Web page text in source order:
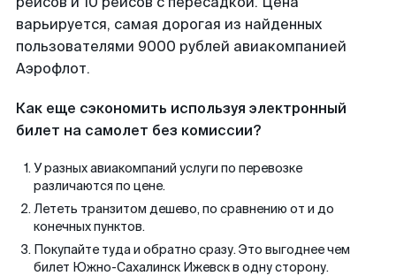
варьируется, самая дорогая из найденных
пользователями 9000 рублей авиакомпанией
Аэрофлот.
Как еще сэкономить используя электронный
билет на самолет без комиссии?
У разных авиакомпаний услуги по перевозке
различаются по цене.
Лететь транзитом дешево, по сравнению от и до
конечных пунктов.
Покупайте туда и обратно сразу. Это выгоднее чем
билет Южно-Сахалинск Ижевск в одну сторону.